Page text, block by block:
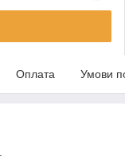
Оплата Умови